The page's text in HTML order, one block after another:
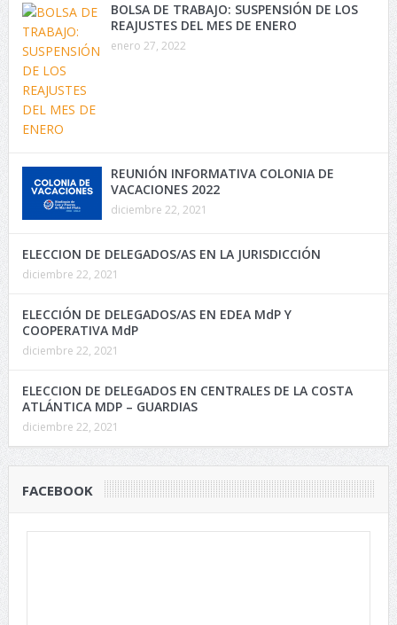
BOLSA DE TRABAJO: SUSPENSIÓN DE LOS
REAJUSTES DEL MES DE ENERO
enero 27, 2022
REUNIÓN INFORMATIVA COLONIA DE
VACACIONES 2022
diciembre 22, 2021
ELECCION DE DELEGADOS/AS EN LA JURISDICCIÓN
diciembre 22, 2021
ELECCIÓN DE DELEGADOS/AS EN EDEA MdP Y
COOPERATIVA MdP
diciembre 22, 2021
ELECCION DE DELEGADOS EN CENTRALES DE LA COSTA
ATLÁNTICA MDP – GUARDIAS
diciembre 22, 2021
FACEBOOK